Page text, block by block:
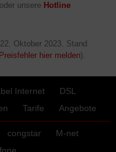
oder unsere Hotline
22. Oktober 2023. Stand
Preisfehler hier melden).
Internet
DSL
Tarife Angebote
congstar
M-net